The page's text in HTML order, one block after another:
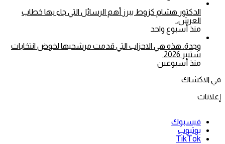
الدكتور هشام كزوط يبرز أهم الرسائل التي جاء بها خطاب
العرش..
منذ أسبوع واحد
وجدة..هذه هي الاحزاب التي قدمت مرشحيها لخوض انتخابات
شتنبر 2026.
منذ أسبوعين
في الاكشاك
إعلانات
فيسبوك
يوتيوب
‫TikTok